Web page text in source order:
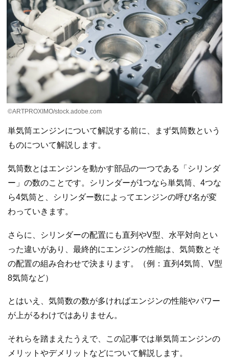
©ARTPROXIMO/stock.adobe.com
単気筒エンジンについて解説する前に、まず気筒数という
ものについて解説します。
気筒数とはエンジンを動かす部品の一つである「シリンダ
ー」の数のことです。シリンダーが1つなら単気筒、4つな
ら4気筒と、シリンダー数によってエンジンの呼び名が変
わっていきます。
さらに、シリンダーの配置にも直列やV型、水平対向とい
った違いがあり、最終的にエンジンの性能は、気筒数とそ
の配置の組み合わせで決まります。（例：直列4気筒、V型
8気筒など）
とはいえ、気筒数の数が多ければエンジンの性能やパワー
が上がるわけではありません。
それらを踏まえたうえで、この記事では単気筒エンジンの
メリットやデメリットなどについて解説します。